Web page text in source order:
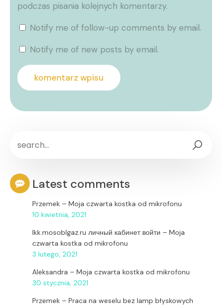
podczas pisania kolejnych komentarzy.
Notify me of follow-up comments by email.
Notify me of new posts by email.
Latest comments
Przemek – Moja czwarta kostka od mikrofonu
10 kwietnia, 2021
lkk.mosoblgaz.ru личный кабинет войти – Moja
czwarta kostka od mikrofonu
3 lutego, 2021
Aleksandra – Moja czwarta kostka od mikrofonu
30 stycznia, 2021
Przemek – Praca na weselu bez lamp błyskowych